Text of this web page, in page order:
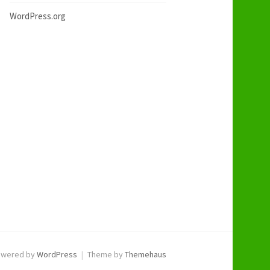
WordPress.org
by WordPress | Theme by Themehaus